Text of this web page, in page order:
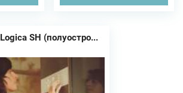
Logica SH (полуостро...